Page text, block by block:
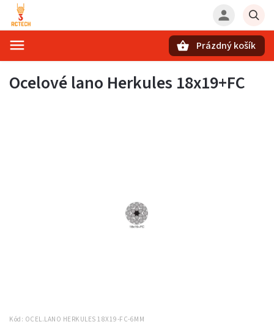
Prázdný košík
Ocelové lano Herkules 18x19+FC
Kód: OCEL.LANO HERKULES 18X19-FC-6MM